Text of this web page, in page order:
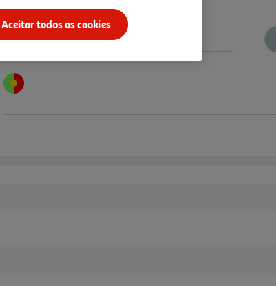
Aceitar todos os cookies